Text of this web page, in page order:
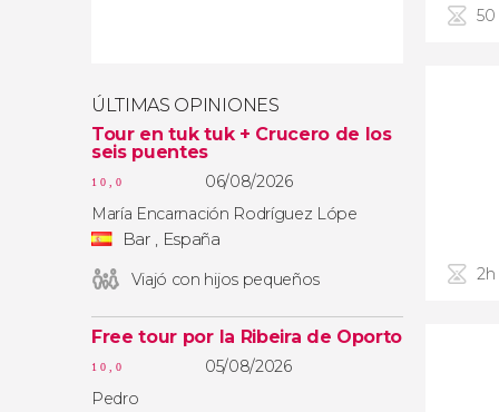
ÚLTIMAS OPINIONES
Tour en tuk tuk + Crucero de los
seis puentes
10,0
06/08/2026
María Encarnación Rodríguez Lópe
Bar , España
Viajó con hijos pequeños
Free tour por la Ribeira de Oporto
10,0
05/08/2026
Pedro
2h